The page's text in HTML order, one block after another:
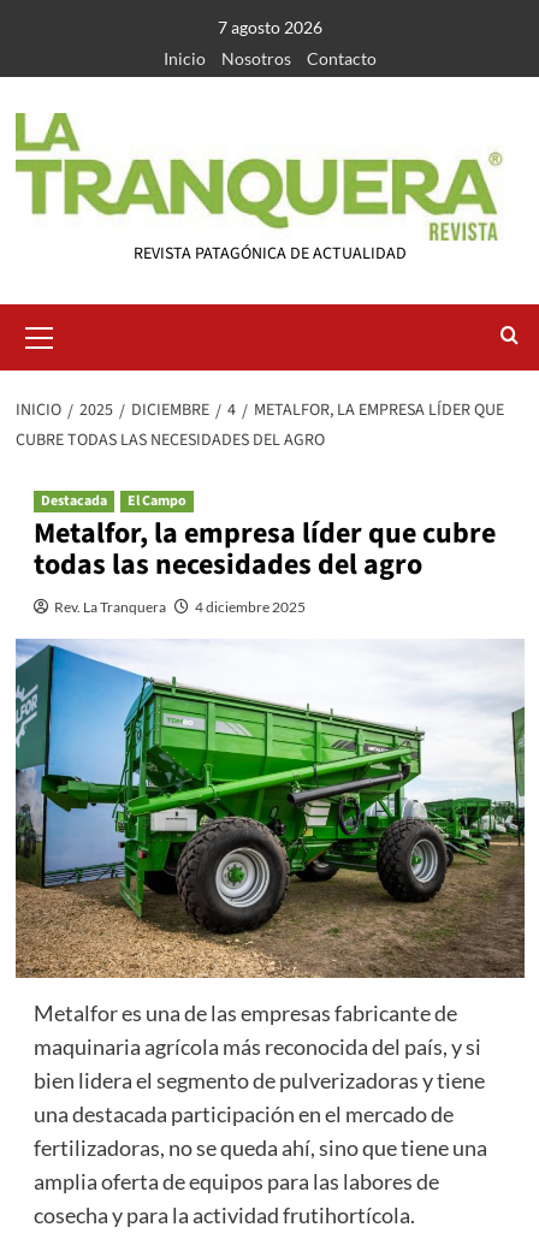
contenido
7 agosto 2026
Inicio
Nosotros Contacto
REVISTA PATAGÓNICA DE ACTUALIDAD
primario
INICIO 2025 DICIEMBRE 4
METALFOR, LA EMPRESA LÍDER QUE
CUBRE TODAS LAS NECESIDADES DEL AGRO
Destacada El Campo
Metalfor, la empresa líder que cubre
todas las necesidades del agro
Rev. La Tranquera 4 diciembre 2025
Metalfor es una de las empresas fabricante de
maquinaria agrícola más reconocida del país, y si
bien lidera el segmento de pulverizadoras y tiene
una destacada participación en el mercado de
fertilizadoras, no se queda ahí, sino que tiene una
amplia oferta de equipos para las labores de
cosecha y para la actividad frutihortícola.